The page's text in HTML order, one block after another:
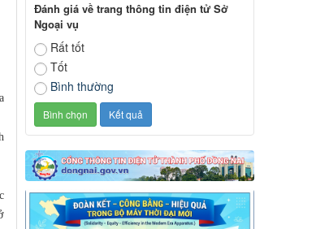
Đánh giá về trang thông tin điện tử Sở
Ngoại vụ
Rất tốt
Tốt
Bình thường